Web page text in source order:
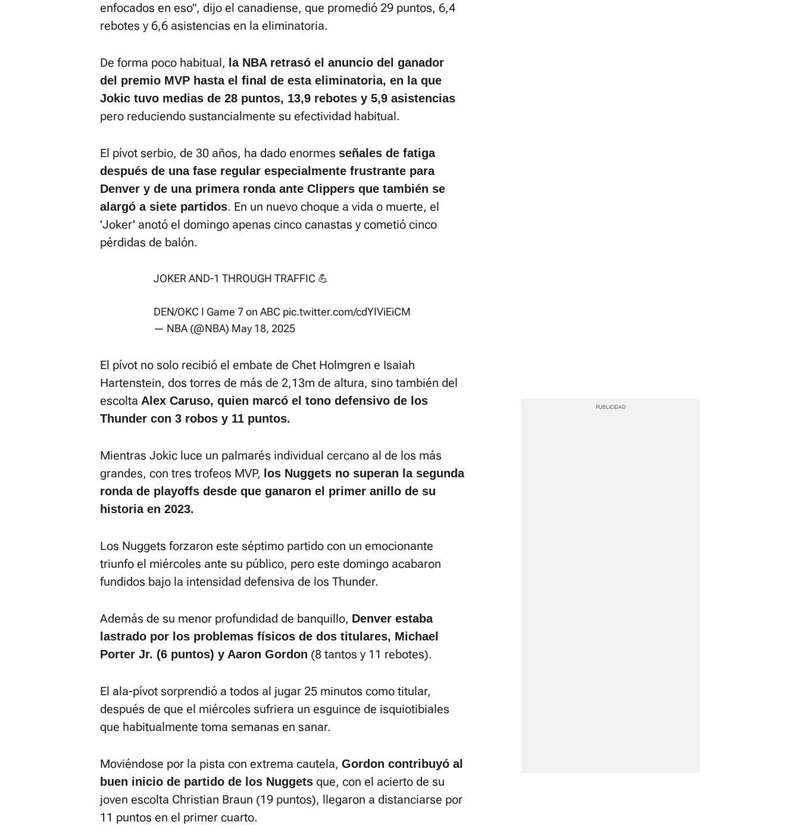
enfocados en eso", dijo el canadiense, que promedió 29 puntos, 6,4
rebotes y 6,6 asistencias en la eliminatoria.
De forma poco habitual, la NBA retrasó el anuncio del ganador
del premio MVP hasta el final de esta eliminatoria, en la que
Jokic tuvo medias de 28 puntos, 13,9 rebotes y 5,9 asistencias
pero reduciendo sustancialmente su efectividad habitual.
El pívot serbio, de 30 años, ha dado enormes señales de fatiga
después de una fase regular especialmente frustrante para
Denver y de una primera ronda ante Clippers que también se
alargó a siete partidos. En un nuevo choque a vida o muerte, el
'Joker' anotó el domingo apenas cinco canastas y cometió cinco
pérdidas de balón.
JOKER AND-1 THROUGH TRAFFIC 💪
DEN/OKC I Game 7 on ABC pic.twitter.com/cdYIViEiCM
— NBA (@NBA) May 18, 2025
El pívot no solo recibió el embate de Chet Holmgren e Isaiah
Hartenstein, dos torres de más de 2,13m de altura, sino también del
escolta Alex Caruso, quien marcó el tono defensivo de los
Thunder con 3 robos y 11 puntos.
Mientras Jokic luce un palmarés individual cercano al de los más
grandes, con tres trofeos MVP, los Nuggets no superan la segunda
ronda de playoffs desde que ganaron el primer anillo de su
historia en 2023.
Los Nuggets forzaron este séptimo partido con un emocionante
triunfo el miércoles ante su público, pero este domingo acabaron
fundidos bajo la intensidad defensiva de los Thunder.
Además de su menor profundidad de banquillo, Denver estaba
lastrado por los problemas físicos de dos titulares, Michael
Porter Jr. (6 puntos) y Aaron Gordon (8 tantos y 11 rebotes).
El ala-pívot sorprendió a todos al jugar 25 minutos como titular,
después de que el miércoles sufriera un esguince de isquiotibiales
que habitualmente toma semanas en sanar.
Moviéndose por la pista con extrema cautela, Gordon contribuyó al
buen inicio de partido de los Nuggets que, con el acierto de su
joven escolta Christian Braun (19 puntos), llegaron a distanciarse por
11 puntos en el primer cuarto.